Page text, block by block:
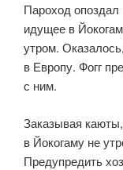
Пароход опоздал
идущее в
утром.
в Европу. Фогг
с ним.
Заказывая
в Йокогаму не
Предупредить